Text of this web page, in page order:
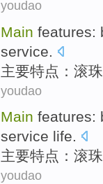
youdao
Main features:
service.
主要特点 ： 滚珠
youdao
Main features:
service life.
主要特点 ： 滚珠
youdao